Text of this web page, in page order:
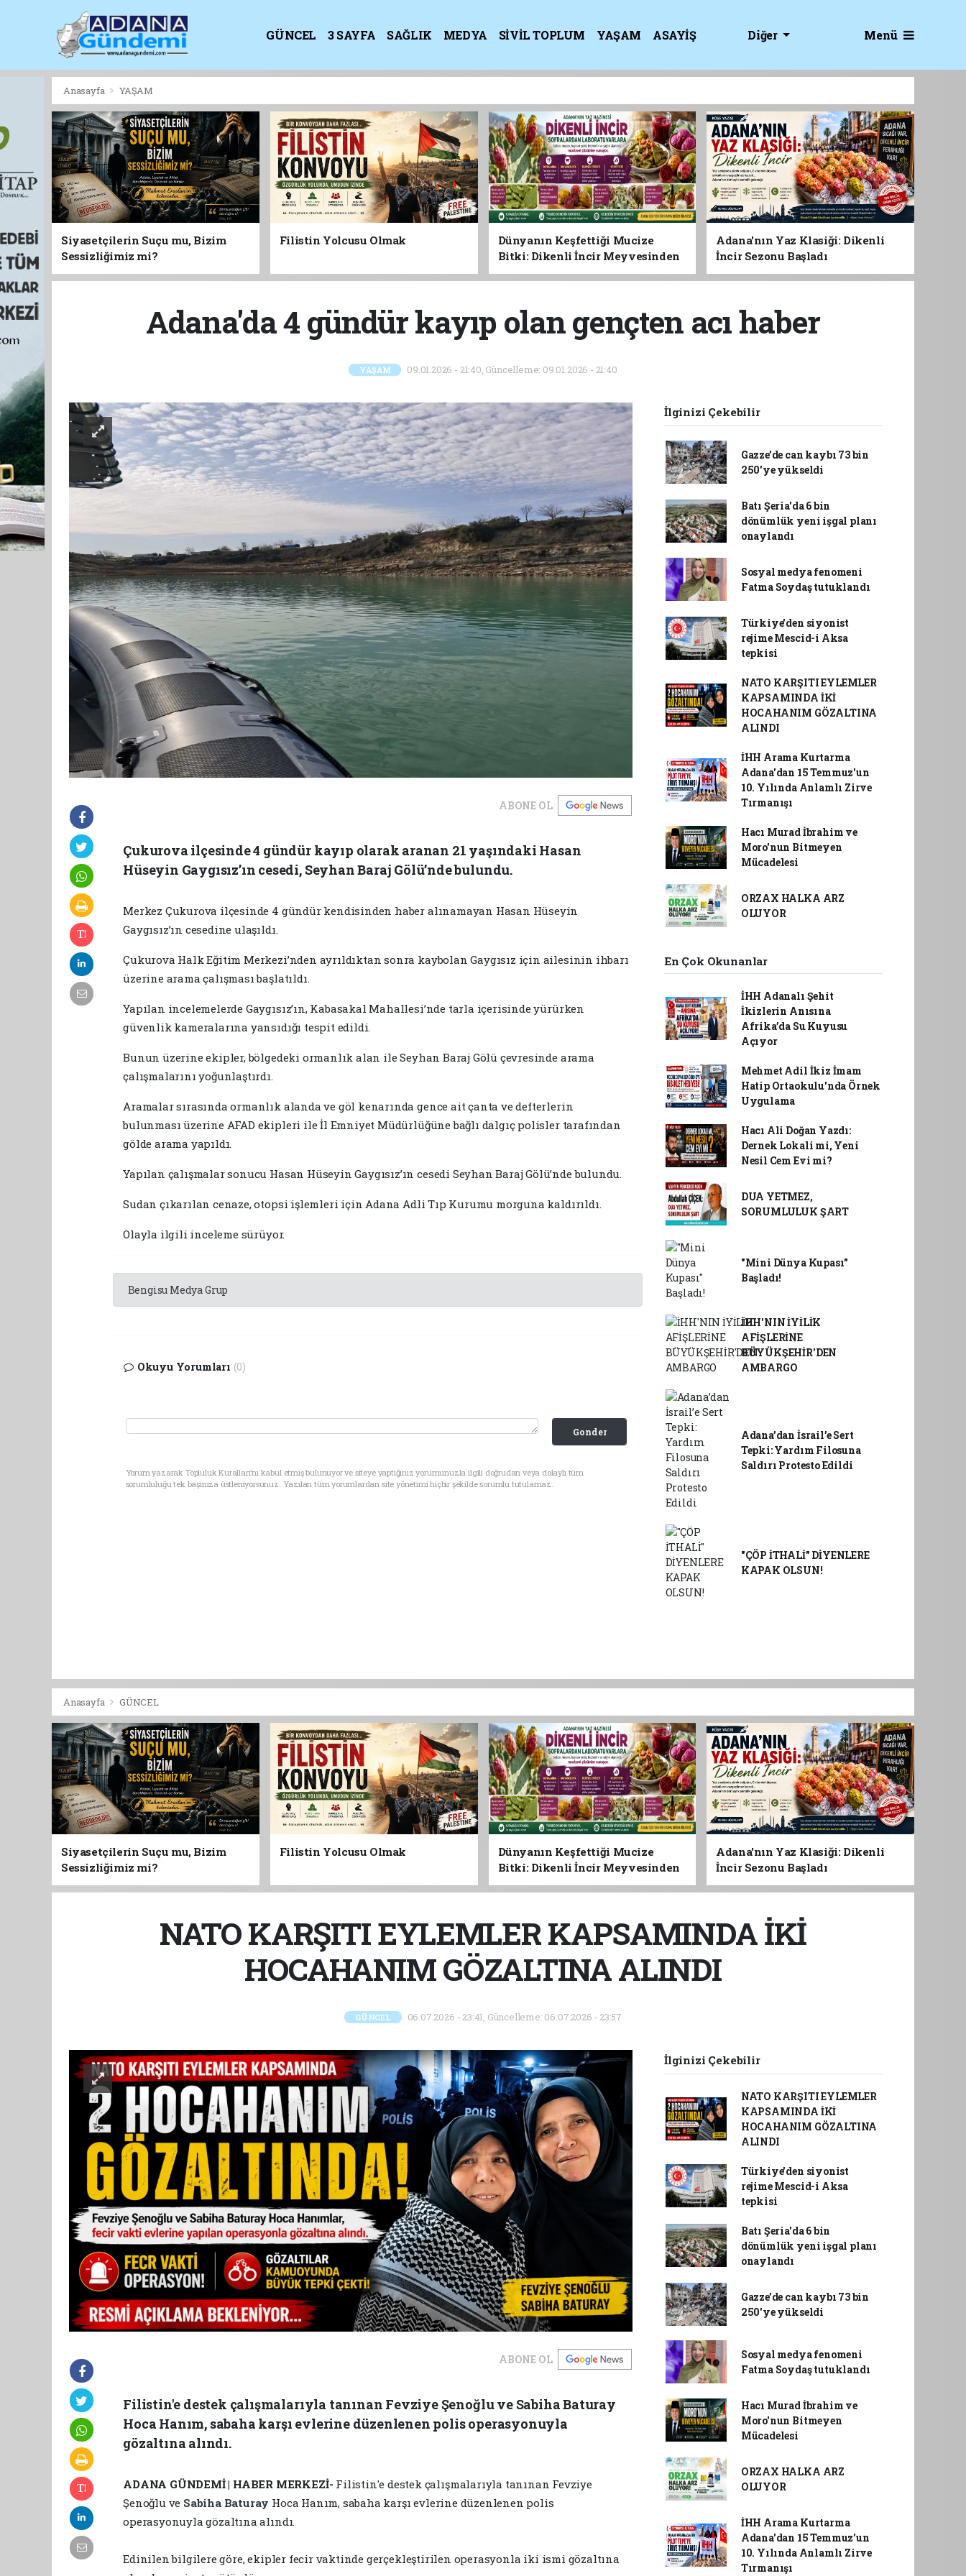
GÜNCEL 3 SAYFA SAĞLIK MEDYA SİVİL TOPLUM YAŞAM
ASAYİŞ
Diğer Menü
Anasayfa YAŞAM
Siyasetçilerin Suçu mu, Bizim
Sessizliğimiz mi?
Filistin Yolcusu Olmak
Dünyanın Keşfettiği Mucize
Bitki: Dikenli İncir Meyvesinden
Yaprağına Geleceğin Süper Gıdası
Adana'nın Yaz Klasiği: Dikenli
İncir Sezonu Başladı
Adana'da 4 gündür kayıp olan gençten acı haber
YAŞAM 09.01.2026 - 21:40, Güncelleme: 09.01.2026 - 21:40
ABONE OL
Çukurova ilçesinde 4 gündür kayıp olarak aranan 21 yaşındaki Hasan
Hüseyin Gaygısız’ın cesedi, Seyhan Baraj Gölü’nde bulundu.
Merkez Çukurova ilçesinde 4 gündür kendisinden haber alınamayan Hasan Hüseyin
Gaygısız’ın cesedine ulaşıldı.
Çukurova Halk Eğitim Merkezi’nden ayrıldıktan sonra kaybolan Gaygısız için ailesinin ihbarı
üzerine arama çalışması başlatıldı.
Yapılan incelemelerde Gaygısız’ın, Kabasakal Mahallesi’nde tarla içerisinde yürürken
güvenlik kameralarına yansıdığı tespit edildi.
Bunun üzerine ekipler, bölgedeki ormanlık alan ile Seyhan Baraj Gölü çevresinde arama
çalışmalarını yoğunlaştırdı.
Aramalar sırasında ormanlık alanda ve göl kenarında gence ait çanta ve defterlerin
bulunması üzerine AFAD ekipleri ile İl Emniyet Müdürlüğüne bağlı dalgıç polisler tarafından
gölde arama yapıldı.
Yapılan çalışmalar sonucu Hasan Hüseyin Gaygısız’ın cesedi Seyhan Baraj Gölü’nde bulundu.
Sudan çıkarılan cenaze, otopsi işlemleri için Adana Adli Tıp Kurumu morguna kaldırıldı.
Olayla ilgili inceleme sürüyor.
Bengisu Medya Grup
Okuyu Yorumları (0)
Gonder
Yorum yazarak Topluluk Kuralları’nı kabul etmiş bulunuyor ve siteye yaptığınız yorumunuzla ilgili doğrudan veya dolaylı tüm
sorumluluğu tek başınıza üstleniyorsunuz. Yazılan tüm yorumlardan site yönetimi hiçbir şekilde sorumlu tutulamaz.
İlginizi Çekebilir
Gazze’de can kaybı 73 bin
250'ye yükseldi
Batı Şeria'da 6 bin
dönümlük yeni işgal planı
onaylandı
Sosyal medya fenomeni
Fatma Soydaş tutuklandı
Türkiye'den siyonist
rejime Mescid-i Aksa
tepkisi
NATO KARŞITI EYLEMLER
KAPSAMINDA İKİ
HOCAHANIM GÖZALTINA
ALINDI
İHH Arama Kurtarma
Adana'dan 15 Temmuz'un
10. Yılında Anlamlı Zirve
Tırmanışı
Hacı Murad İbrahim ve
Moro'nun Bitmeyen
Mücadelesi
ORZAX HALKA ARZ
OLUYOR
En Çok Okunanlar
İHH Adanalı Şehit
İkizlerin Anısına
Afrika’da Su Kuyusu
Açıyor
Mehmet Adil İkiz İmam
Hatip Ortaokulu'nda Örnek
Uygulama
Hacı Ali Doğan Yazdı:
Dernek Lokali mi, Yeni
Nesil Cem Evi mi?
DUA YETMEZ,
SORUMLULUK ŞART
"Mini Dünya Kupası"
Başladı!
İHH'NIN İYİLİK
AFİŞLERİNE
BÜYÜKŞEHİR'DEN
AMBARGO
Adana’dan İsrail’e Sert
Tepki: Yardım Filosuna
Saldırı Protesto Edildi
"ÇÖP İTHALİ" DİYENLERE
KAPAK OLSUN!
Anasayfa GÜNCEL
Siyasetçilerin Suçu mu, Bizim
Sessizliğimiz mi?
Filistin Yolcusu Olmak
Dünyanın Keşfettiği Mucize
Bitki: Dikenli İncir Meyvesinden
Yaprağına Geleceğin Süper Gıdası
Adana'nın Yaz Klasiği: Dikenli
İncir Sezonu Başladı
NATO KARŞITI EYLEMLER KAPSAMINDA İKİ
HOCAHANIM GÖZALTINA ALINDI
GÜNCEL 06.07.2026 - 23:41, Güncelleme: 06.07.2026 - 23:57
ABONE OL
Filistin'e destek çalışmalarıyla tanınan Fevziye Şenoğlu ve Sabiha Baturay
Hoca Hanım, sabaha karşı evlerine düzenlenen polis operasyonuyla
gözaltına alındı.
ADANA GÜNDEMİ | HABER MERKEZİ- Filistin'e destek çalışmalarıyla tanınan Fevziye
Şenoğlu ve Sabiha Baturay Hoca Hanım, sabaha karşı evlerine düzenlenen polis
operasyonuyla gözaltına alındı.
Edinilen bilgilere göre, ekipler fecir vaktinde gerçekleştirilen operasyonla iki ismi gözaltına
İlginizi Çekebilir
NATO KARŞITI EYLEMLER
KAPSAMINDA İKİ
HOCAHANIM GÖZALTINA
ALINDI
Türkiye'den siyonist
rejime Mescid-i Aksa
tepkisi
Batı Şeria'da 6 bin
dönümlük yeni işgal planı
onaylandı
Gazze’de can kaybı 73 bin
250'ye yükseldi
Sosyal medya fenomeni
Fatma Soydaş tutuklandı
Hacı Murad İbrahim ve
Moro'nun Bitmeyen
Mücadelesi
ORZAX HALKA ARZ
OLUYOR
İHH Arama Kurtarma
Adana'dan 15 Temmuz'un
10. Yılında Anlamlı Zirve
Tırmanışı